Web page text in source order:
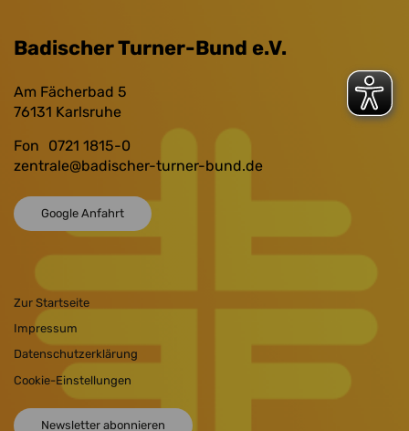
Badischer Turner-Bund e.V.
Am Fächerbad 5
76131 Karlsruhe
Fon
0721 1815-0
zentrale@badischer-turner-bund.de
Google Anfahrt
Zur Startseite
Impressum
Datenschutzerklärung
Cookie-Einstellungen
Newsletter abonnieren